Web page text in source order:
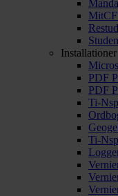
Installationer
PDF
PDF
Ti-
Ti-